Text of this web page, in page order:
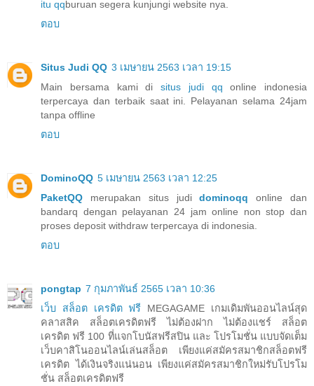
itu qqburuan segera kunjungi website nya.
ตอบ
Situs Judi QQ 3 เมษายน 2563 เวลา 19:15
Main bersama kami di situs judi qq online indonesia
terpercaya dan terbaik saat ini. Pelayanan selama 24jam
tanpa offline
ตอบ
DominoQQ 5 เมษายน 2563 เวลา 12:25
PaketQQ merupakan situs judidominoqq online dan
bandarq dengan pelayanan 24 jam online non stop dan
proses deposit withdraw terpercaya di indonesia.
ตอบ
pongtap 7 กุมภาพันธ์ 2565 เวลา 10:36
เว็บ สล็อต เครดิต ฟรี MEGAGAME เกมเดิมพันออนไลน์สุด
คลาสสิค สล็อตเครดิตฟรี ไม่ต้องฝาก ไม่ต้องแชร์ สล็อต
เครดิต ฟรี 100 ที่แจกโบนัสฟรีสปิน และ โปรโมชั่น แบบจัดเต็ม
เว็บคาสิโนออนไลน์เล่นสล็อต เพียงแค่สมัครสมาชิกสล็อตฟรี
เครดิต ได้เงินจริงแน่นอน เพียงแค่สมัครสมาชิกใหม่รับโปรโม
ชั่น สล็อตเครดิตฟรี